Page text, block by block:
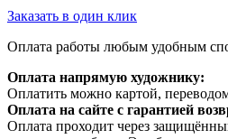
Заказать в один клик
Оплата работы любым удобным
Оплата напрямую художнику:
Оплатить можно картой,
Оплата на сайте с гарантией
Оплата проходит через